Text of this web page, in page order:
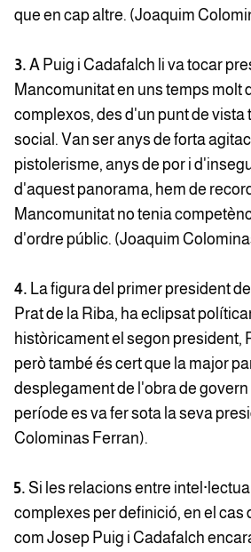
que en cap altre. (Joaquim
3. A Puig i Cadafalch li va tocar
Mancomunitat en uns temps molt
complexos, des d'un punt de vista
social. Van ser anys de forta
pistolerisme, anys de por i
d'aquest panorama, hem de
Mancomunitat no tenia
d'ordre públic. (Joaquim
4. La figura del primer president
Prat de la Riba, ha eclipsat
històricament el segon president,
però també és cert que la major
desplegament de l'obra de
període es va fer sota la seva
Colominas Ferran).
5. Si les relacions entre
complexes per definició, en el cas
com Josep Puig i Cadafalch